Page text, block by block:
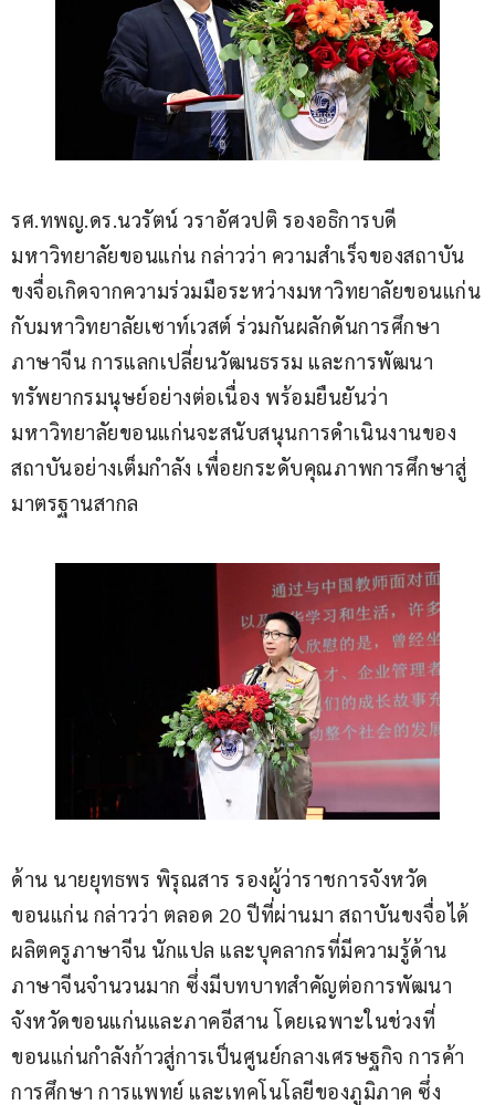
รศ.ทพญ.ดร.นวรัตน์ วราอัศวปติ รองอธิการบดี
มหาวิทยาลัยขอนแก่น กล่าวว่า ความสำเร็จของสถาบัน
ขงจื่อเกิดจากความร่วมมือระหว่างมหาวิทยาลัยขอนแก่น
กับมหาวิทยาลัยเซาท์เวสต์ ร่วมกันผลักดันการศึกษา
ภาษาจีน การแลกเปลี่ยนวัฒนธรรม และการพัฒนา
ทรัพยากรมนุษย์อย่างต่อเนื่อง พร้อมยืนยันว่า
มหาวิทยาลัยขอนแก่นจะสนับสนุนการดำเนินงานของ
สถาบันอย่างเต็มกำลัง เพื่อยกระดับคุณภาพการศึกษาสู่
มาตรฐานสากล
ด้าน นายยุทธพร พิรุณสาร รองผู้ว่าราชการจังหวัด
ขอนแก่น กล่าวว่า ตลอด 20 ปีที่ผ่านมา สถาบันขงจื่อได้
ผลิตครูภาษาจีน นักแปล และบุคลากรที่มีความรู้ด้าน
ภาษาจีนจำนวนมาก ซึ่งมีบทบาทสำคัญต่อการพัฒนา
จังหวัดขอนแก่นและภาคอีสาน โดยเฉพาะในช่วงที่
ขอนแก่นกำลังก้าวสู่การเป็นศูนย์กลางเศรษฐกิจ การค้า
การศึกษา การแพทย์ และเทคโนโลยีของภูมิภาค ซึ่ง